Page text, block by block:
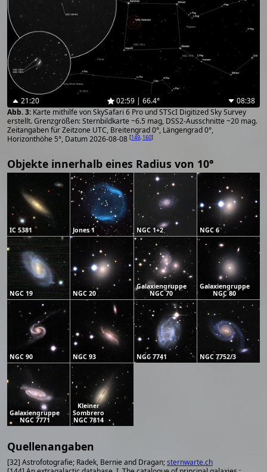
21:20 02:59 | 66.4°
08:38
Karte mithilfe von SkySafari 6 Pro und STScI Digitized Sky Survey
erstellt. Grenzgrößen: Sternbildkarte ~6.5 mag, DSS2-Ausschnitte ~20 mag.
Zeitangaben für Zeitzone UTC, Breitengrad 0°, Längengrad 0°,
Horizonthöhe 5°, Datum 2026-08-08 [149, 160]
Objekte innerhalb eines Radius von 10°
IC 5381 Jones 1 NGC 1+2 NGC 6
NGC 19 NGC 20
Galaxiengruppe
NGC 70
Galaxiengruppe
NGC 80
NGC 90 NGC 93 NGC 7741 NGC 7752/3
Galaxiengruppe
NGC 7771
Kleiner
Sombrero
NGC 7814
Quellenangaben
[32] Astrofotografie; Radek, Bernie and Dragan;sternwarte.ch